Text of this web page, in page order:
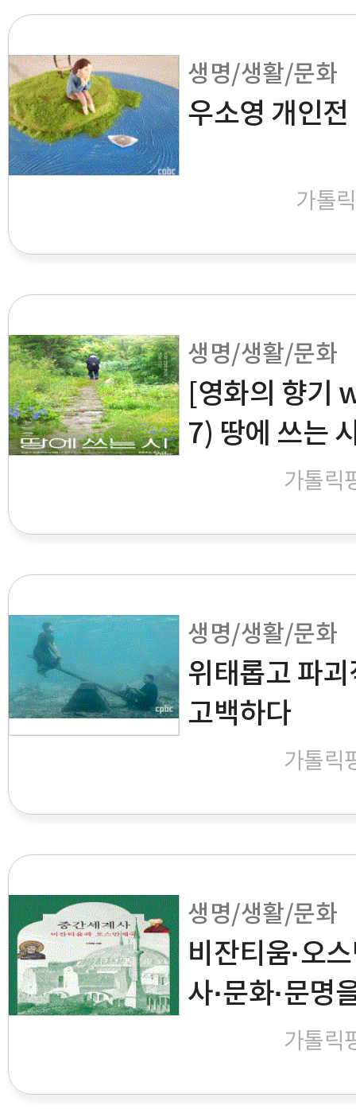
생명/생활/문화
우소영 개인전
가톨
생명/생활/문화
[영화의 향기
7) 땅에 쓰는
가톨릭
생명/생활/문화
위태롭고 파
고백하다
가톨릭
생명/생활/문화
비잔티움·오
사·문화·문명
가톨릭